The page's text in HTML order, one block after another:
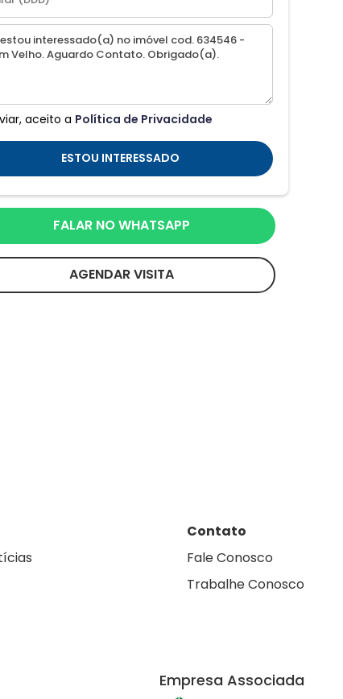
aceito a Política de Privacidade
ESTOU INTERESSADO
FALAR NO WHATSAPP
AGENDAR VISITA
Contato
Fale Conosco
Trabalhe Conosco
Empresa Associada